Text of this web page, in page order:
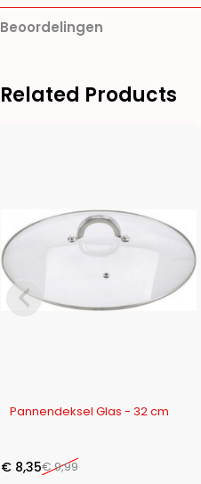
Beoordelingen
Related Products
Pannendeksel Glas - 32 cm
€9,99
€ 8,35